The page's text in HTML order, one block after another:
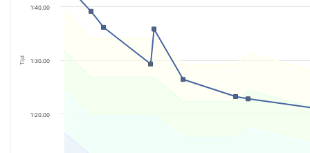
Tijd
1:20.00
1:30.00
1:40.00